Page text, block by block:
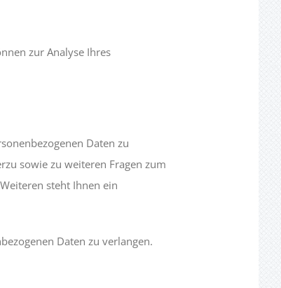
zur Analyse Ihres
Daten zu
sowie zu weiteren Fragen zum
steht Ihnen ein
Daten zu verlangen.